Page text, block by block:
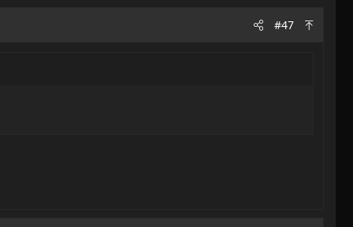
#47